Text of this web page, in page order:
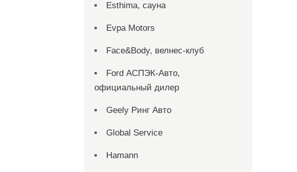
Esthima, сауна
Evpa Motors
Face&Body, велнес-клуб
Ford АСПЭК-Авто,
официальный дилер
Geely Ринг Авто
Global Service
Hamann